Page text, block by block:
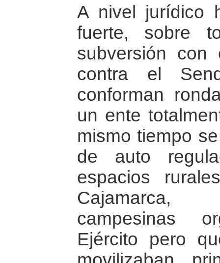
A nivel jurídico
fuerte, sobre
subversión
contra el
conforman
un ente
mismo tiempo
de auto
espacios
campesinas
Ejército pero